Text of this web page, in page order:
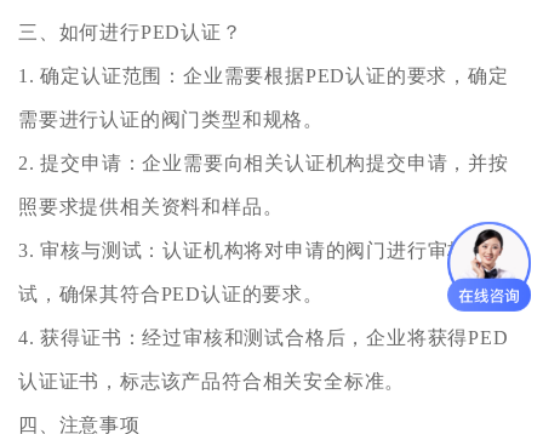
三、如何进行PED认证？
1. 确定认证范围：企业需要根据PED认证的要求，确定
需要进行认证的阀门类型和规格。
2. 提交申请：企业需要向相关认证机构提交申请，并按
照要求提供相关资料和样品。
3. 审核与测试：认证机构将对申请的阀门进行审核和测
试，确保其符合PED认证的要求。
4. 获得证书：经过审核和测试合格后，企业将获得PED
认证证书，标志该产品符合相关安全标准。
四、注意事项